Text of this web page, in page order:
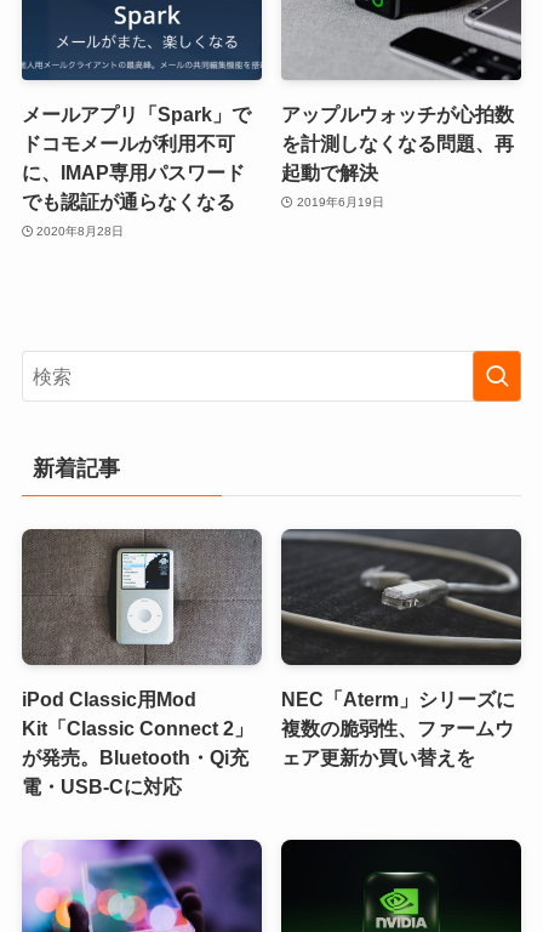
メールアプリ「Spark」で
ドコモメールが利用不可
に、IMAP専用パスワード
でも認証が通らなくなる
2020年8月28日
アップルウォッチが心拍数
を計測しなくなる問題、再
起動で解決
2019年6月19日
新着記事
iPod Classic用Mod
Kit「Classic Connect 2」
が発売。Bluetooth・Qi充
電・USB-Cに対応
NEC「Aterm」シリーズに
複数の脆弱性、ファームウ
ェア更新か買い替えを